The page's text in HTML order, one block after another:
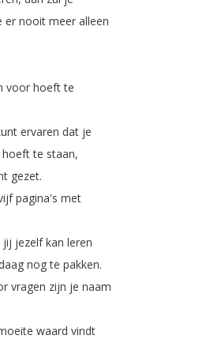
er nooit meer alleen
voor hoeft te
ervaren dat je
hoeft te staan,
gezet.
pagina's met
jij jezelf kan leren
nog te pakken.
vragen zijn je naam
waard vindt